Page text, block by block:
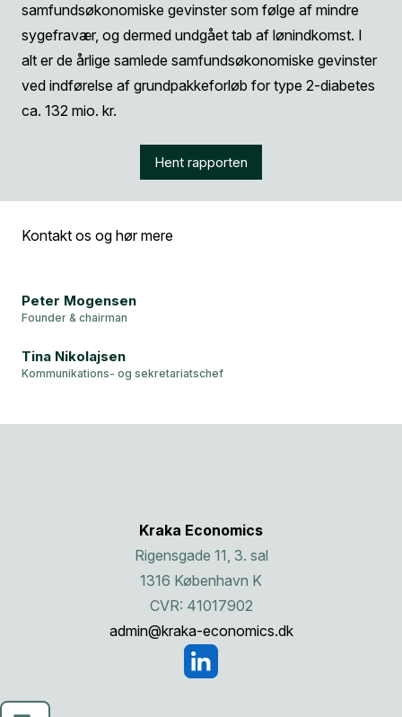
samfundsøkonomiske gevinster som følge af mindre
sygefravær, og dermed undgået tab af lønindkomst. I
alt er de årlige samlede samfundsøkonomiske gevinster
ved indførelse af grundpakkeforløb for type 2-diabetes
ca. 132 mio. kr.
Hent rapporten
Kontakt os og hør mere
Peter Mogensen
Founder & chairman
Tina Nikolajsen
Kommunikations- og sekretariatschef
Kraka Economics
Rigensgade 11, 3. sal
1316 København K
CVR: 41017902
admin@kraka-economics.dk